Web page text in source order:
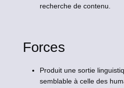
recherche de contenu.
Forces
Produit une sortie
semblable à celle des